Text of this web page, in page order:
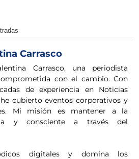
Carrasco
Carrasco, una periodista
con el cambio. Con
de experiencia en Noticias
cubierto eventos corporativos y
Mi misión es mantener a la
y consciente a través del
digitales y domina los